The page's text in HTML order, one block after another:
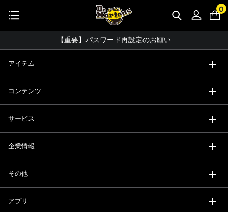
0
公式アプリで最大3,000円バック！
【重要】パスワード再設定のお願い
お友達にポイントをプレゼントできる機能が新登場！
ドクターマーチン公式アプリをダウンロード！
コーディネート詳細 TOPへ
アイテム
コンテンツ
サービス
企業情報
その他
アプリ